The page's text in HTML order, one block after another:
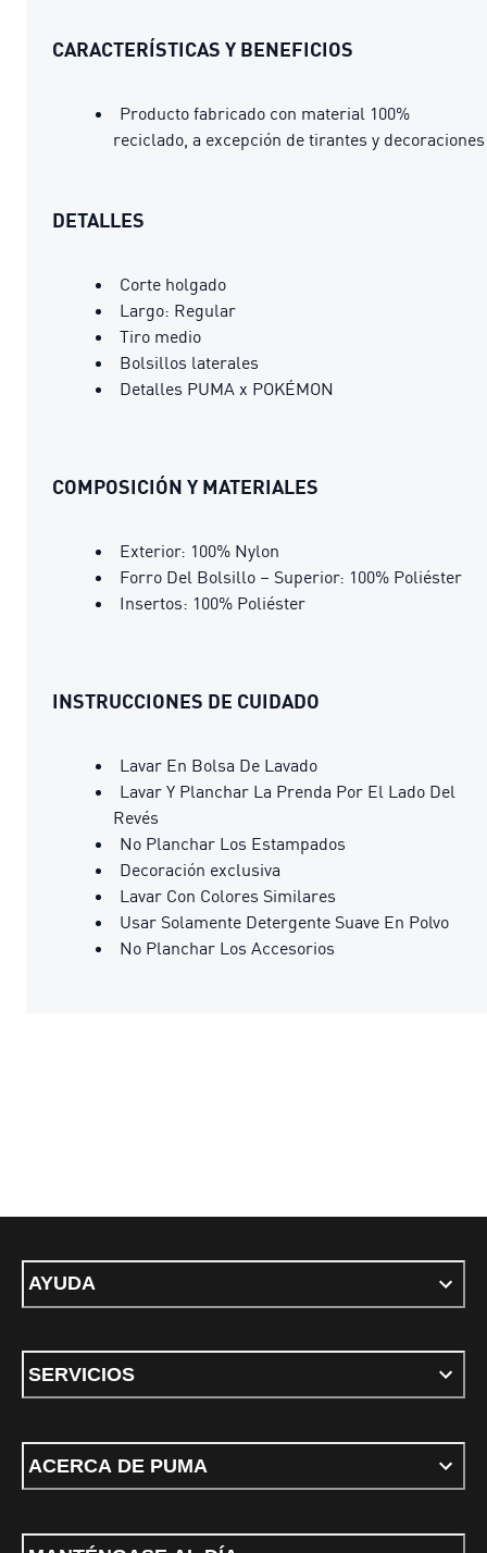
CARACTERÍSTICAS Y BENEFICIOS
Producto fabricado con material 100%
reciclado, a excepción de tirantes y decoraciones
DETALLES
Corte holgado
Largo: Regular
Tiro medio
Bolsillos laterales
Detalles PUMA x POKÉMON
COMPOSICIÓN Y MATERIALES
Exterior: 100% Nylon
Forro Del Bolsillo – Superior: 100% Poliéster
Insertos: 100% Poliéster
INSTRUCCIONES DE CUIDADO
Lavar En Bolsa De Lavado
Lavar Y Planchar La Prenda Por El Lado Del
Revés
No Planchar Los Estampados
Decoración exclusiva
Lavar Con Colores Similares
Usar Solamente Detergente Suave En Polvo
No Planchar Los Accesorios
AYUDA
SERVICIOS
ACERCA DE PUMA